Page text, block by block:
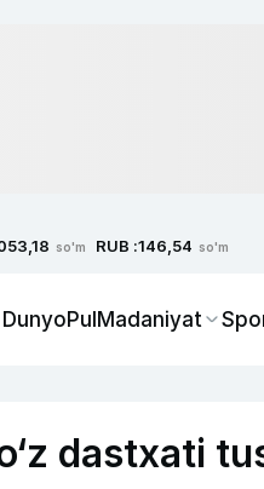
so'm RUB :146,54 so'm
DunyoPulMadaniyat
dastxati